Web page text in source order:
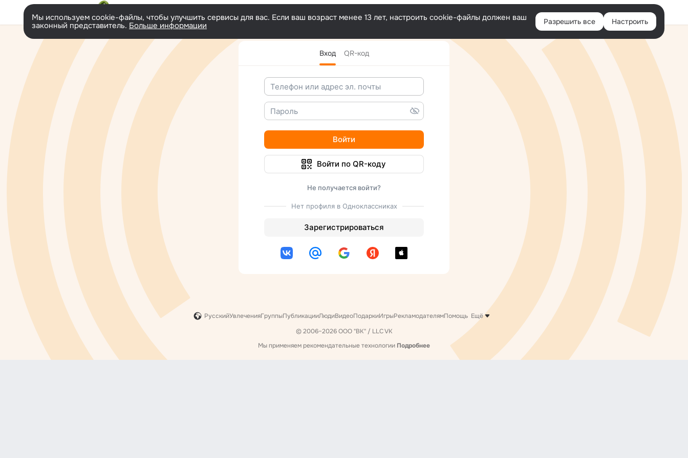
ограниченными
возможностями.
в
Мы используем cookie-файлы, чтобы улучшить сервисы для вас. Если ваш возраст менее 13 лет, настроить cookie-файлы должен ваш
законный представитель. Больше информации Разрешить все Настроить
Вход QR-код
Войти
Войти по QR-коду
Не получается войти?
Нет профиля в Одноклассниках
Зарегистрироваться
РусскийУвлеченияГруппыПубликацииЛюдиВидеоПодаркиИгрыРекламодателямПомощь Ещё
© 2006–2026 ООО "ВК" / LLC VK
Мы применяем рекомендательные технологии Подробнее